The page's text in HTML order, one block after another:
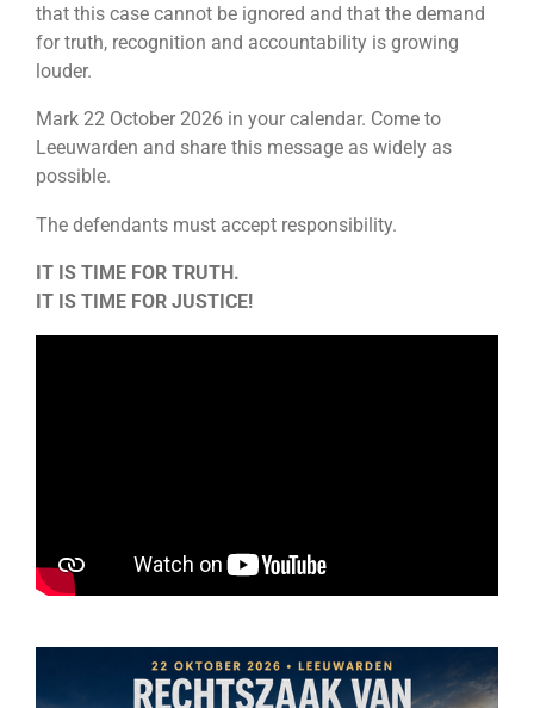
that this case cannot be ignored and that the demand
for truth, recognition and accountability is growing
louder.
Mark 22 October 2026 in your calendar. Come to
Leeuwarden and share this message as widely as
possible.
The defendants must accept responsibility.
IT IS TIME FOR TRUTH.
IT IS TIME FOR JUSTICE!